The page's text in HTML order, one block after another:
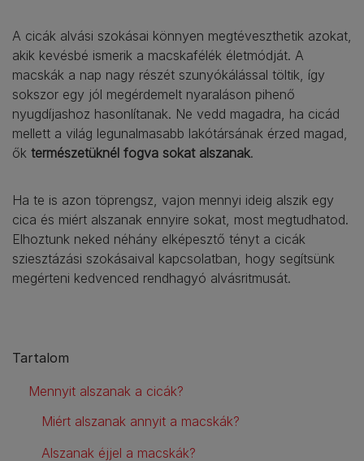
A cicák alvási szokásai könnyen megtéveszthetik azokat,
akik kevésbé ismerik a macskafélék életmódját. A
macskák a nap nagy részét szunyókálással töltik, így
sokszor egy jól megérdemelt nyaraláson pihenő
nyugdíjashoz hasonlítanak. Ne vedd magadra, ha cicád
mellett a világ legunalmasabb lakótársának érzed magad,
ők természetüknél fogva sokat alszanak.
Ha te is azon töprengsz, vajon mennyi ideig alszik egy
cica és miért alszanak ennyire sokat, most megtudhatod.
Elhoztunk neked néhány elképesztő tényt a cicák
sziesztázási szokásaival kapcsolatban, hogy segítsünk
megérteni kedvenced rendhagyó alvásritmusát.
Tartalom
Mennyit alszanak a cicák?
Miért alszanak annyit a macskák?
Alszanak éjjel a macskák?